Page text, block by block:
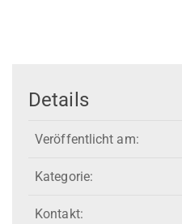
Details
Veröffentlicht am:
Kategorie:
Kontakt: